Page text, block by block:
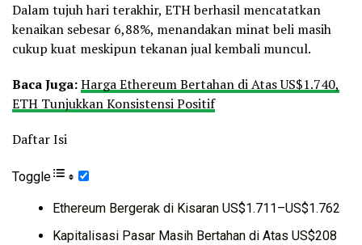
Dalam tujuh hari terakhir, ETH berhasil mencatatkan
kenaikan sebesar 6,88%, menandakan minat beli masih
cukup kuat meskipun tekanan jual kembali muncul.
Baca Juga:Harga Ethereum Bertahan di Atas US$1.740,
ETH Tunjukkan Konsistensi Positif
Daftar Isi
Toggle
Ethereum Bergerak di Kisaran US$1.711–US$1.762
Kapitalisasi Pasar Masih Bertahan di Atas US$208